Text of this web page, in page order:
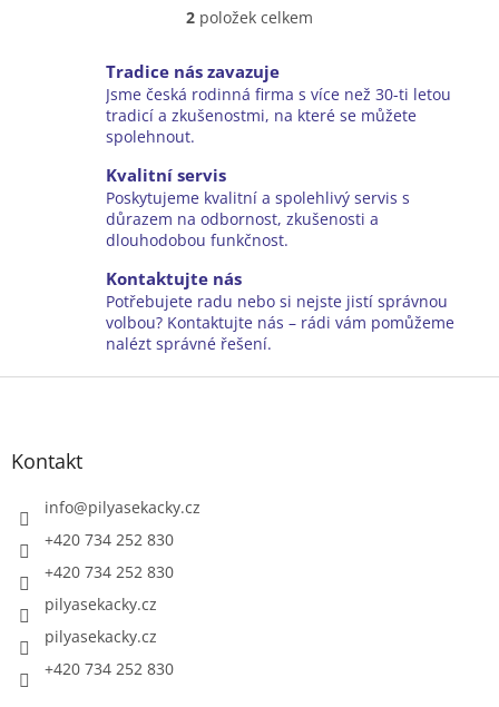
O
l
á
d
p
r
v
v
ý
p
s
2 položek celkem
Tradice nás zavazuje
Jsme česká rodinná firma s více než 30-ti letou
tradicí a zkušenostmi, na které se můžete
spolehnout.
Kvalitní servis
Poskytujeme kvalitní a spolehlivý servis s
důrazem na odbornost, zkušenosti a
dlouhodobou funkčnost.
Kontaktujte nás
Potřebujete radu nebo si nejste jistí správnou
volbou? Kontaktujte nás – rádi vám pomůžeme
nalézt správné řešení.
Z
Kontakt
info@pilyasekacky.cz
+420 734 252 830
+420 734 252 830
pilyasekacky.cz
pilyasekacky.cz
+420 734 252 830